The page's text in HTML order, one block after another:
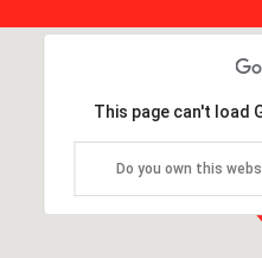
This page can't load
Do you own this